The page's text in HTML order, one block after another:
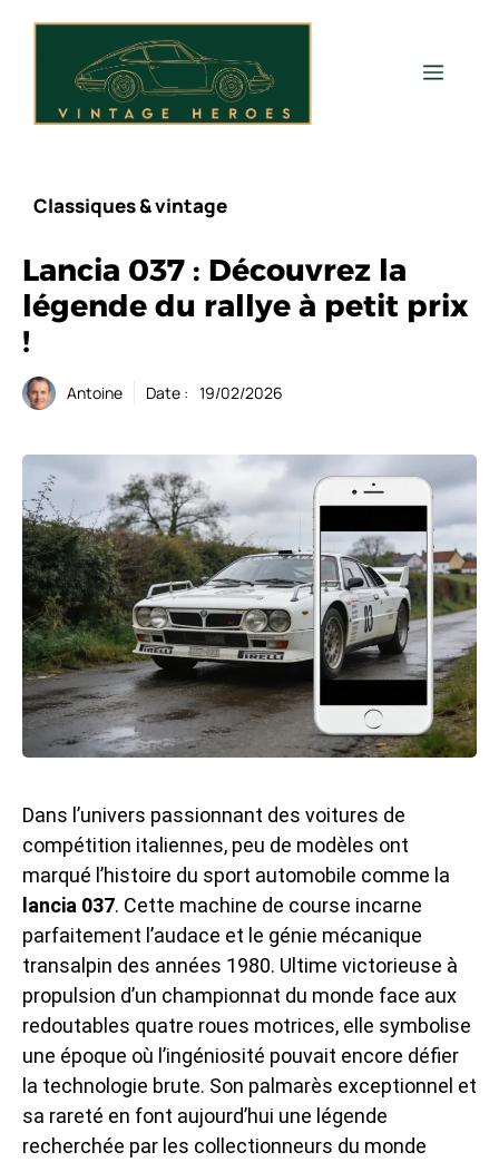
Menu
Classiques & vintage
Lancia 037 : Découvrez la
légende du rallye à petit prix
!
Antoine Date : 19/02/2026
Dans l’univers passionnant des voitures de
compétition italiennes, peu de modèles ont
marqué l’histoire du sport automobile comme la
lancia 037. Cette machine de course incarne
parfaitement l’audace et le génie mécanique
transalpin des années 1980. Ultime victorieuse à
propulsion d’un championnat du monde face aux
redoutables quatre roues motrices, elle symbolise
une époque où l’ingéniosité pouvait encore défier
la technologie brute. Son palmarès exceptionnel et
sa rareté en font aujourd’hui une légende
recherchée par les collectionneurs du monde